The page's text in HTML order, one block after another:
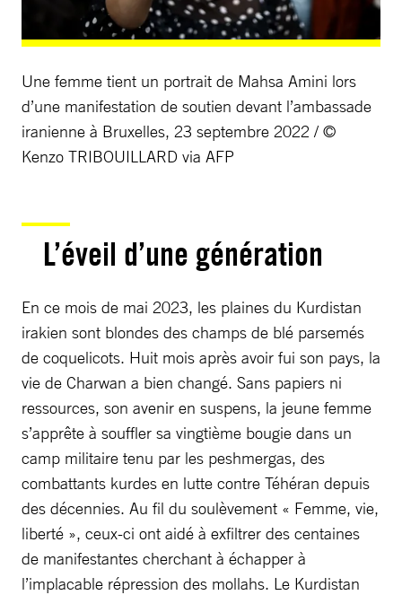
Une femme tient un portrait de Mahsa Amini lors
d’une manifestation de soutien devant l’ambassade
iranienne à Bruxelles, 23 septembre 2022 / ©
Kenzo TRIBOUILLARD via AFP
L’éveil d’une génération
En ce mois de mai 2023, les plaines du Kurdistan
irakien sont blondes des champs de blé parsemés
de coquelicots. Huit mois après avoir fui son pays, la
vie de Charwan a bien changé. Sans papiers ni
ressources, son avenir en suspens, la jeune femme
s’apprête à souffler sa vingtième bougie dans un
camp militaire tenu par les peshmergas, des
combattants kurdes en lutte contre Téhéran depuis
des décennies. Au fil du soulèvement « Femme, vie,
liberté », ceux-ci ont aidé à exfiltrer des centaines
de manifestantes cherchant à échapper à
l’implacable répression des mollahs. Le Kurdistan